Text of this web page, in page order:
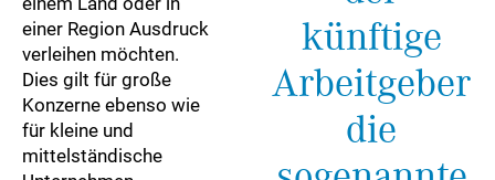
künftige
Arbeitgeber
die
einer Region Ausdruck
verleihen möchten.
Dies gilt für große
Konzerne ebenso wie
für kleine und
mittelständische